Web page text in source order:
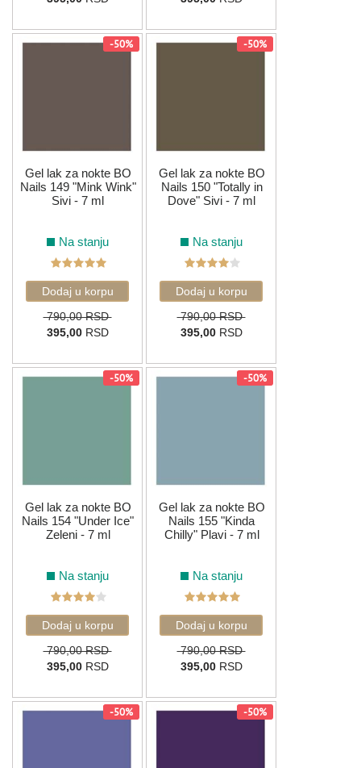
-50%
Gel lak za nokte BO
Nails 149 "Mink Wink"
Sivi - 7 ml
Na stanju
790,00 RSD
395,00RSD
-50%
Gel lak za nokte BO
Nails 150 "Totally in
Dove" Sivi - 7 ml
Na stanju
790,00 RSD
395,00RSD
-50%
Gel lak za nokte BO
Nails 154 "Under Ice"
Zeleni - 7 ml
Na stanju
790,00 RSD
395,00RSD
-50%
Gel lak za nokte BO
Nails 155 "Kinda
Chilly" Plavi - 7 ml
Na stanju
790,00 RSD
395,00RSD
-50% -50%